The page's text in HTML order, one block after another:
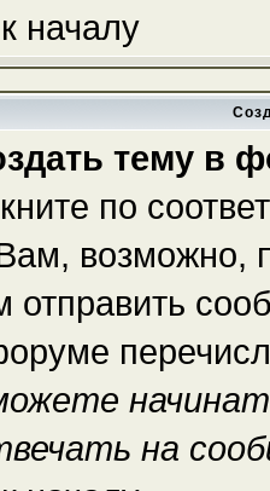
началу
тему в
по
возможно,
отправить
на